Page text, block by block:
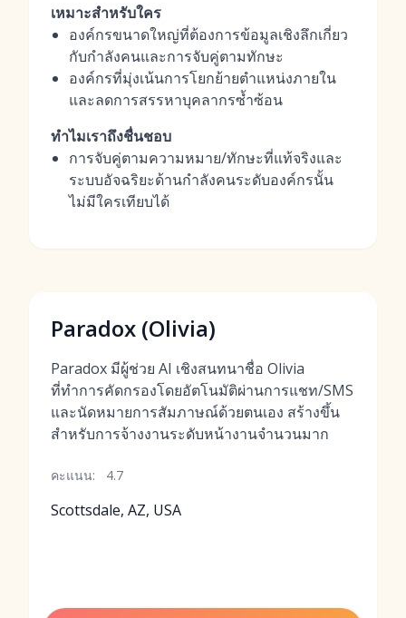
เหมาะสำหรับใคร
องค์กรขนาดใหญ่ที่ต้องการข้อมูลเชิงลึกเกี่ยว
กับกำลังคนและการจับคู่ตามทักษะ
องค์กรที่มุ่งเน้นการโยกย้ายตำแหน่งภายใน
และลดการสรรหาบุคลากรซ้ำซ้อน
ทำไมเราถึงชื่นชอบ
การจับคู่ตามความหมาย/ทักษะที่แท้จริงและ
ระบบอัจฉริยะด้านกำลังคนระดับองค์กรนั้น
ไม่มีใครเทียบได้
Paradox (Olivia)
Paradox มีผู้ช่วย AI เชิงสนทนาชื่อ Olivia
ที่ทำการคัดกรองโดยอัตโนมัติผ่านการแชท/SMS
และนัดหมายการสัมภาษณ์ด้วยตนเอง สร้างขึ้น
สำหรับการจ้างงานระดับหน้างานจำนวนมาก
คะแนน: 4.7
Scottsdale, AZ, USA